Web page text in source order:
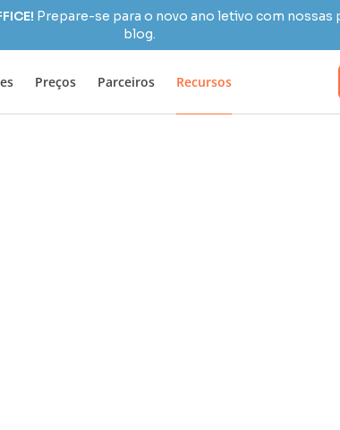
Prepare-se para o novo ano letivo com
blog.
Preços Parceiros Recursos